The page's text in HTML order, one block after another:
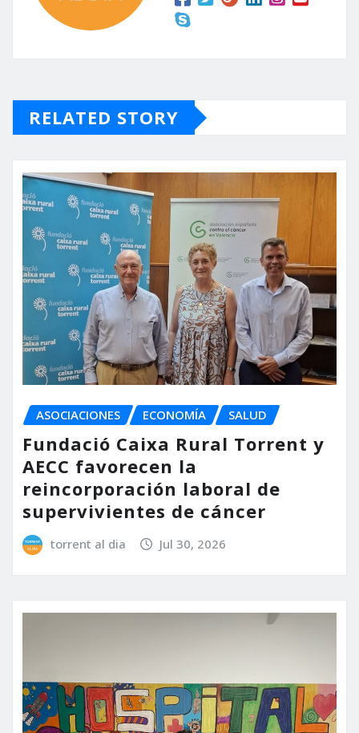
RELATED STORY
ASOCIACIONES ECONOMÍA SALUD
Fundació Caixa Rural Torrent y
AECC favorecen la
reincorporación laboral de
supervivientes de cáncer
torrent al dia Jul 30, 2026